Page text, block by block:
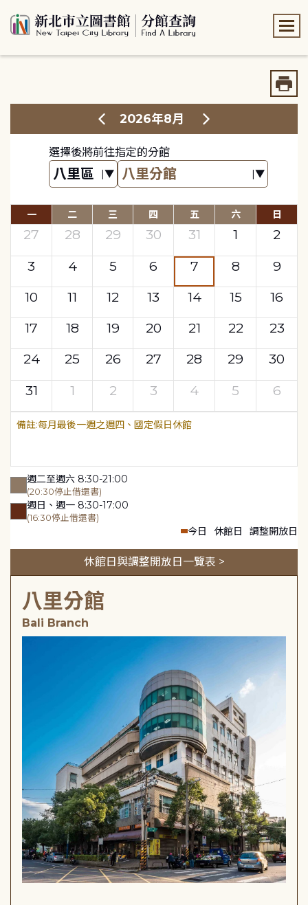
2026年8月
選擇後將前往指定的分館
一 二 三 四 五 六 日
27 28 29 30 31 1
2
3
4 5 6 7 8
9
10
11 12 13 14 15
16
17
18 19 20 21 22
23
24
25 26 27 28 29
30
31
1 2 3 4 5 6
每月最後一週之週四、國定假日休館
週二至週六 8:30-21:00
(20:30停止借還書)
週日、週一 8:30-17:00
(16:30停止借還書)
今日 休館日 調整開放日
休館日與調整開放日一覽表 >
八里分館
Bali Branch